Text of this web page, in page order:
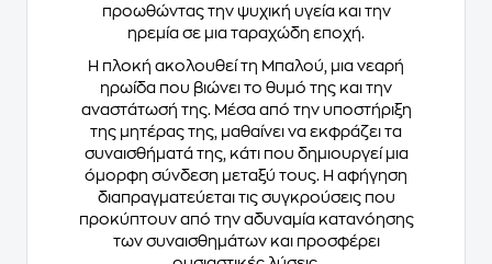
προωθώντας την ψυχική υγεία και την
ηρεμία σε μια ταραχώδη εποχή.
Η πλοκή ακολουθεί τη Μπαλού, μια νεαρή
ηρωίδα που βιώνει το θυμό της και την
αναστάτωσή της. Μέσα από την υποστήριξη
της μητέρας της, μαθαίνει να εκφράζει τα
συναισθήματά της, κάτι που δημιουργεί μια
όμορφη σύνδεση μεταξύ τους. Η αφήγηση
διαπραγματεύεται τις συγκρούσεις που
προκύπτουν από την αδυναμία κατανόησης
των συναισθημάτων και προσφέρει